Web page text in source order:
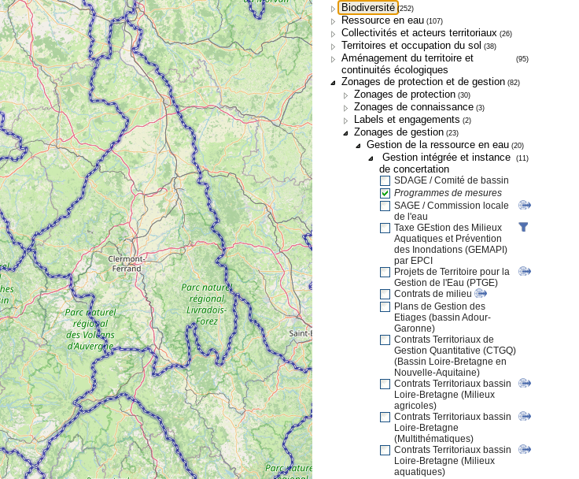
Biodiversité (252)
Ressource en eau (107)
Collectivités et acteurs territoriaux (26)
Territoires et occupation du sol (38)
Aménagement du territoire et
continuités écologiques
(95)
Zonages de protection et de gestion (82)
Zonages de protection (30)
Zonages de connaissance (3)
Labels et engagements (2)
Zonages de gestion (23)
Gestion de la ressource en eau (20)
Gestion intégrée et instance
de concertation
(11)
SDAGE / Comité de bassin
Programmes de mesures
SAGE / Commission locale
de l'eau
Taxe GEstion des Milieux
Aquatiques et Prévention
des Inondations (GEMAPI)
par EPCI
Projets de Territoire pour la
Gestion de l'Eau (PTGE)
Contrats de milieu
Plans de Gestion des
Etiages (bassin Adour-
Garonne)
Contrats Territoriaux de
Gestion Quantitative (CTGQ)
(Bassin Loire-Bretagne en
Nouvelle-Aquitaine)
Contrats Territoriaux bassin
Loire-Bretagne (Milieux
agricoles)
Contrats Territoriaux bassin
Loire-Bretagne
(Multithématiques)
Contrats Territoriaux bassin
Loire-Bretagne (Milieux
aquatiques)